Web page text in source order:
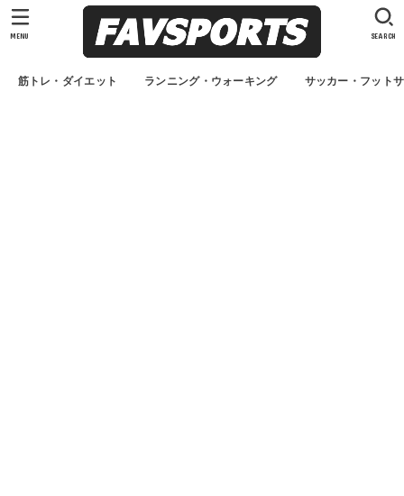
筋トレ・ダイエット ランニング・ウォーキング サッカー・フット
SEARCH
MENU